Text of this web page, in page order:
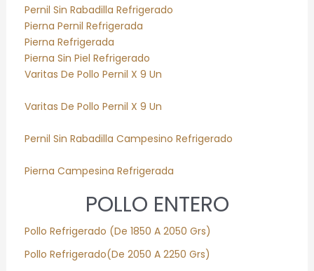
Pernil Sin Rabadilla Refrigerado
Pierna Pernil Refrigerada
Pierna Refrigerada
Pierna Sin Piel Refrigerado
Varitas De Pollo Pernil X 9 Un
Varitas De Pollo Pernil X 9 Un
Pernil Sin Rabadilla Campesino Refrigerado
Pierna Campesina Refrigerada
POLLO ENTERO
Pollo Refrigerado (De 1850 A 2050 Grs)
Pollo Refrigerado(De 2050 A 2250 Grs)